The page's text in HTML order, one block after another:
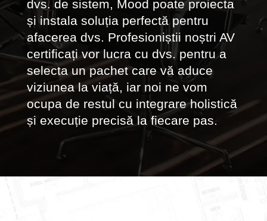
dvs. de sistem, Mood poate proiecta
și instala soluția perfectă pentru
afacerea dvs. Profesioniștii noștri AV
certificați vor lucra cu dvs. pentru a
selecta un pachet care vă aduce
viziunea la viață, iar noi ne vom
ocupa de restul cu integrare holistică
și execuție precisă la fiecare pas.